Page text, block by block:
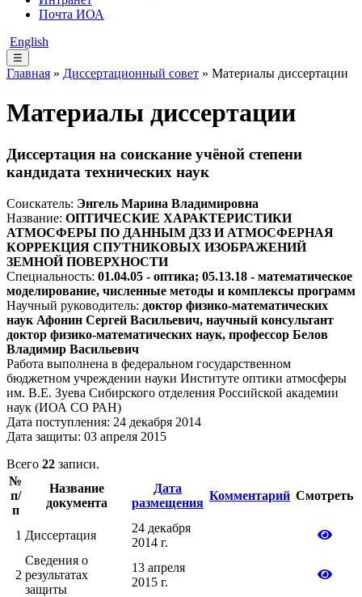
Почта ИОА
English
☰
Главная » Диссертационный совет » Материалы диссертации
Материалы диссертации
Диссертация на соискание учёной степени
кандидата технических наук
Соискатель: Энгель Марина Владимировна
Название: ОПТИЧЕСКИЕ ХАРАКТЕРИСТИКИ
АТМОСФЕРЫ ПО ДАННЫМ ДЗЗ И АТМОСФЕРНАЯ
КОРРЕКЦИЯ СПУТНИКОВЫХ ИЗОБРАЖЕНИЙ
ЗЕМНОЙ ПОВЕРХНОСТИ
Специальность: 01.04.05 - оптика; 05.13.18 - математическое
моделирование, численные методы и комплексы программ
Научный руководитель: доктор физико-математических
наук Афонин Сергей Васильевич, научный консультант
доктор физико-математических наук, профессор Белов
Владимир Васильевич
Работа выполнена в федеральном государственном
бюджетном учреждении науки Институте оптики атмосферы
им. В.Е. Зуева Сибирского отделения Российской академии
наук (ИОА СО РАН)
Дата поступления: 24 декабря 2014
Дата защиты: 03 апреля 2015
Всего 22 записи.
№
п/
п
Название
документа
Дата
размещения
Комментарий Смотреть
1 Диссертация
24 декабря
2014 г.
2
Сведения о
результатах
защиты
13 апреля
2015 г.